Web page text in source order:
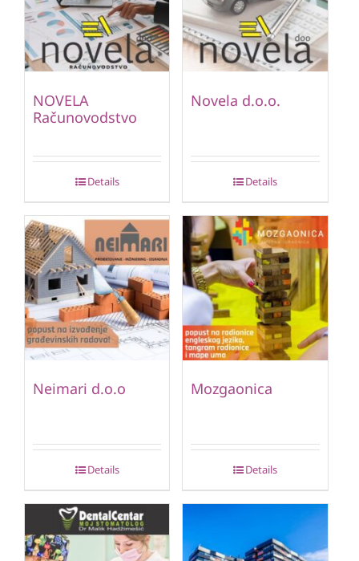
NOVELA
Računovodstvo
Details
Novela d.o.o.
Details
Neimari d.o.o
Details
Mozgaonica
Details